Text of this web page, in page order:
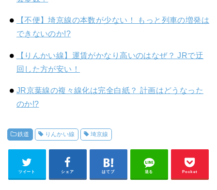
【不便】埼京線の本数が少ない！ もっと列車の増発は
できないのか!?
【りんかい線】運賃がかなり高いのはなぜ？ JRで迂
回した方が安い！
JR京葉線の複々線化は完全白紙？ 計画はどうなった
のか!?
鉄道 りんかい線 埼京線
ツイート シェア はてブ 送る Pocket